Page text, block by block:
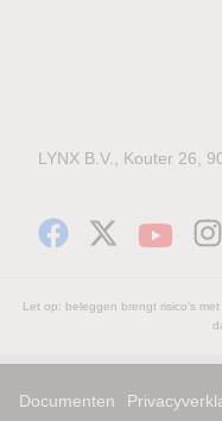
LYNX B.V., Kouter 26,
Let op: beleggen brengt risico's
Documenten